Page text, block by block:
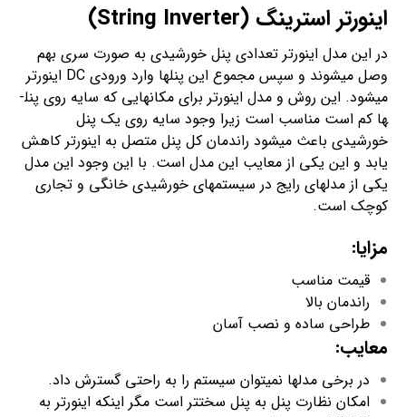
اینورتر استرینگ (String Inverter
)
در این مدل اینورتر تعدادی پنل خورشیدی به صورت سری بهم
وصل می­شوند و سپس مجموع این پنل­ها وارد ورودی DC اینورتر
می­شود. این روش و مدل اینورتر برای مکان­هایی که سایه روی پنل­
ها کم است مناسب است زیرا وجود سایه روی یک پنل
خورشیدی باعث می­شود راندمان کل پنل متصل به اینورتر کاهش
یابد و این یکی از معایب این مدل است. با این وجود این مدل
یکی از مدل­های رایج در سیستم­های خورشیدی خانگی و تجاری
کوچک است.
مزایا:
قیمت مناسب
راندمان بالا
طراحی ساده و نصب آسان
معایب:
در برخی مدل­ها نمی­توان سیستم را به راحتی گسترش داد.
امکان نظارت پنل به پنل سخت­تر است مگر اینکه اینورتر به